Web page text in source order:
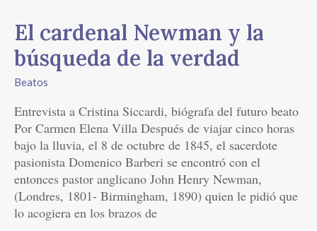
El cardenal Newman y la
búsqueda de la verdad
Beatos
Entrevista a Cristina Siccardi, biógrafa del futuro beato
Por Carmen Elena Villa Después de viajar cinco horas
bajo la lluvia, el 8 de octubre de 1845, el sacerdote
pasionista Domenico Barberi se encontró con el
entonces pastor anglicano John Henry Newman,
(Londres, 1801- Birmingham, 1890) quien le pidió que
lo acogiera en los brazos de
El
cardenal
Newman
y
búsqueda
de
la
verdad